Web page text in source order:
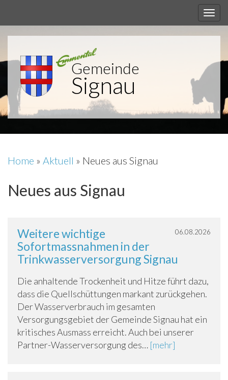
Gemeinde
Signau
Home » Aktuell » Neues aus Signau
Neues aus Signau
06.08.2026
Weitere wichtige
Sofortmassnahmen in der
Trinkwasserversorgung Signau
Die anhaltende Trockenheit und Hitze führt dazu,
dass die Quellschüttungen markant zurückgehen.
Der Wasserverbrauch im gesamten
Versorgungsgebiet der Gemeinde Signau hat ein
kritisches Ausmass erreicht. Auch bei unserer
Partner-Wasserversorgung des… [mehr]